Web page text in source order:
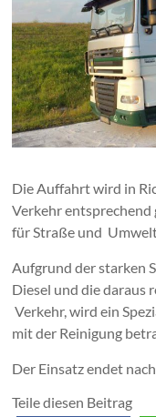
Die Auffahrt wird in
Verkehr entsprechend
für Straße und
Aufgrund der starken
Diesel und die daraus
Verkehr, wird ein
mit der Reinigung
Der Einsatz endet
Teile diesen Beitrag